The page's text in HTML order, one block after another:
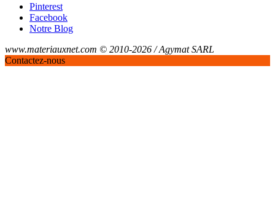
Pinterest
Facebook
Notre Blog
www.materiauxnet.com © 2010-2026 / Agymat SARL
Contactez-nous